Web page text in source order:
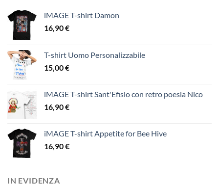
iMAGE T-shirt Damon
16,90€
T-shirt Uomo Personalizzabile
15,00€
iMAGE T-shirt Sant'Efisio con retro poesia Nico
16,90€
iMAGE T-shirt Appetite for Bee Hive
16,90€
IN EVIDENZA